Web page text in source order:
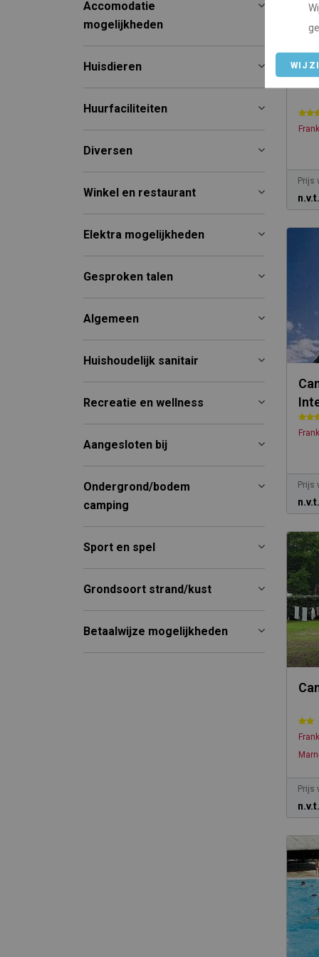
Prijs
n.v.t.
Prijs
n.v.t.
Prijs
n.v.t.
Accomodatie
mogelijkheden
Huisdieren
Huurfaciliteiten
Diversen
Winkel en restaurant
Elektra mogelijkheden
Gesproken talen
Algemeen
Huishoudelijk sanitair
Recreatie en wellness
Aangesloten bij
Ondergrond/bodem
camping
Sport en spel
Grondsoort strand/kust
Betaalwijze mogelijkheden